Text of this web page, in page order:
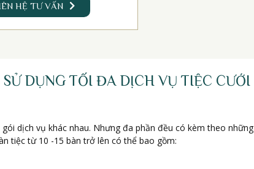
HỆ TƯ VẤN
DỤNG TỐI ĐA DỊCH VỤ TIỆC CƯỚI
dịch vụ khác nhau. Nhưng đa phần đều có kèm theo những
tiệc từ 10 -15 bàn trở lên có thể bao gồm: